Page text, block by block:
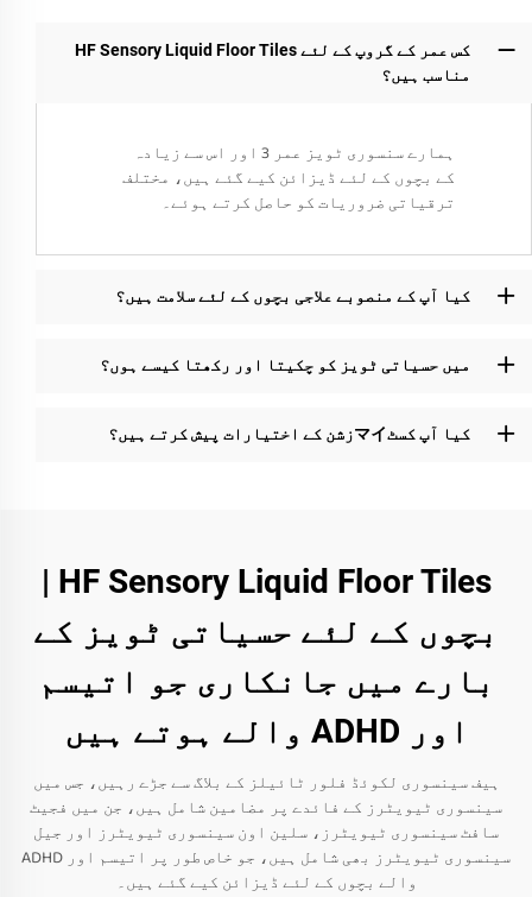
کس عمر کے گروپ کے لئے HF Sensory Liquid Floor Tiles
مناسب ہیں؟
ہمارے سنسوری ٹویز عمر 3 اور اس سے زیادہ
کے بچوں کے لئے ڈیزائن کیے گئے ہیں، مختلف
ترقیاتی ضروریات کو حاصل کرتے ہوئے۔
کیا آپ کے منصوبے علاجی بچوں کے لئے سلامت ہیں؟
میں حسیاتی ٹویز کو چکیتا اور رکھتا کیسے ہوں؟
کیا آپ کسٹマイزشن کے اختیارات پیش کرتے ہیں؟
HF Sensory Liquid Floor Tiles |
بچوں کے لئے حسیاتی ٹویز کے
بارے میں جانکاری جو اتیسم
اور ADHD والے ہوتے ہیں
ہیف سینسوری لکوئڈ فلور ٹائیلز کے بلاگ سے جڑے رہیں، جس میں
سینسوری ٹیویٹرز کے فائدے پر مضامین شامل ہیں، جن میں فجیٹ
سافٹ سینسوری ٹیویٹرز، سلین اون سینسوری ٹیویٹرز اور جیل
سینسوری ٹیویٹرز بھی شامل ہیں، جو خاص طور پر اتیسم اور ADHD
والے بچوں کے لئے ڈیزائن کیے گئے ہیں۔